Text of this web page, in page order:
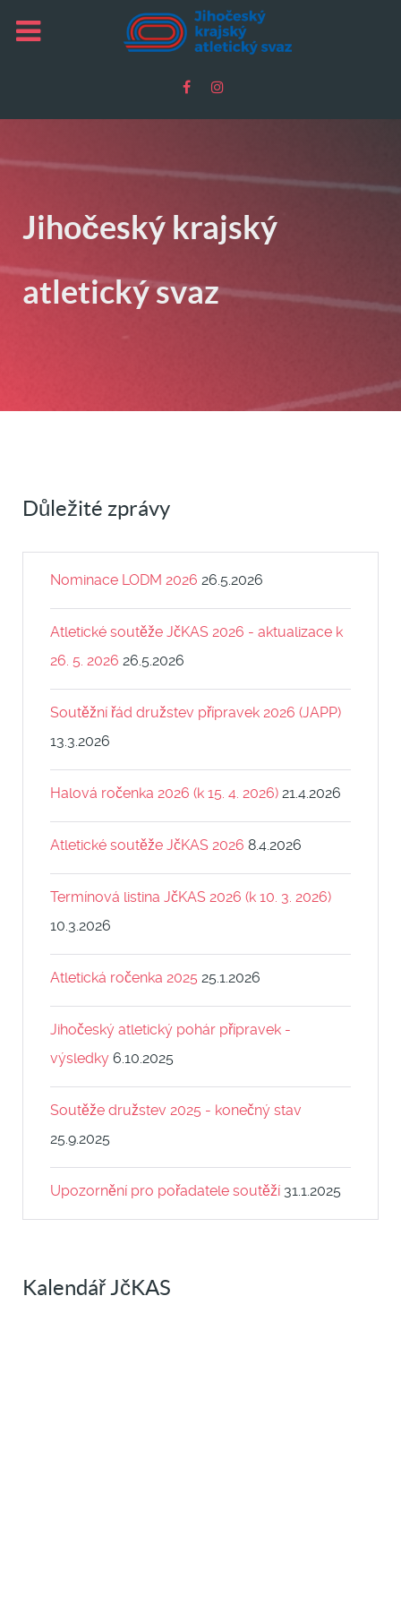
Jihočeský krajský
atletický svaz
Důležité zprávy
Nominace LODM 2026 26.5.2026
Atletické soutěže JčKAS 2026 - aktualizace k
26. 5. 2026 26.5.2026
Soutěžní řád družstev přípravek 2026 (JAPP)
13.3.2026
Halová ročenka 2026 (k 15. 4. 2026) 21.4.2026
Atletické soutěže JčKAS 2026 8.4.2026
Termínová listina JčKAS 2026 (k 10. 3. 2026)
10.3.2026
Atletická ročenka 2025 25.1.2026
Jihočeský atletický pohár přípravek -
výsledky 6.10.2025
Soutěže družstev 2025 - konečný stav
25.9.2025
Upozornění pro pořadatele soutěží 31.1.2025
Kalendář JčKAS